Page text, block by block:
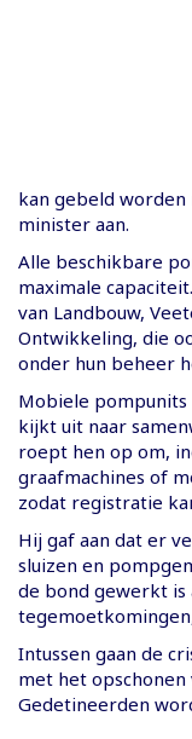
kan gebeld worden
minister aan.
Alle beschikbare
maximale
van Landbouw,
Ontwikkeling, die
onder hun beheer
Mobiele
kijkt uit naar
roept hen op om,
graafmachines of
zodat registratie
Hij gaf aan dat er
sluizen en
de bond gewerkt is
Intussen gaan de
met het opschonen
Gedetineerden